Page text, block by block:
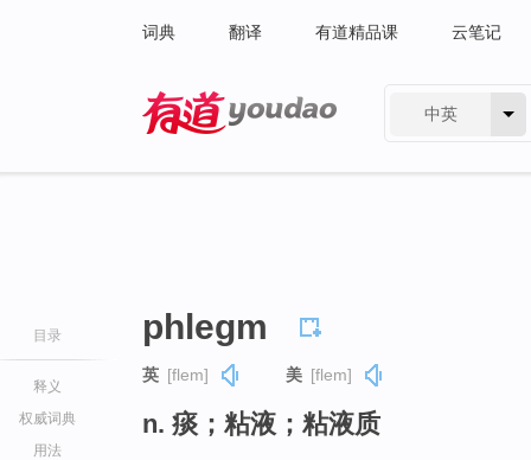
词典 翻译 有道精品课 云笔记
中英
目录
释义
权威词典
用法
phlegm
英 [flem] 美 [flem]
n. 痰；粘液；粘液质